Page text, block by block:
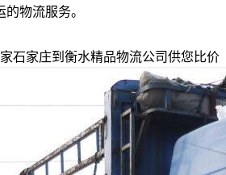
物流服务。
家石家庄到衡水精品物流公司供您比价